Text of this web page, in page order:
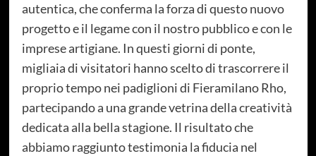
autentica, che conferma la forza di questo nuovo
progetto e il legame con il nostro pubblico e con le
imprese artigiane. In questi giorni di ponte,
migliaia di visitatori hanno scelto di trascorrere il
proprio tempo nei padiglioni di Fieramilano Rho,
partecipando a una grande vetrina della creatività
dedicata alla bella stagione. Il risultato che
abbiamo raggiunto testimonia la fiducia nel